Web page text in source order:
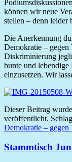
können wir neue
stellen – denn leider
Die Anerkennung
Demokratie – gegen
Diskriminierung
bunte und lebendige
einzusetzen. Wir
Dieser Beitrag
veröffentlicht.
Demokratie – gegen
Stammtisch